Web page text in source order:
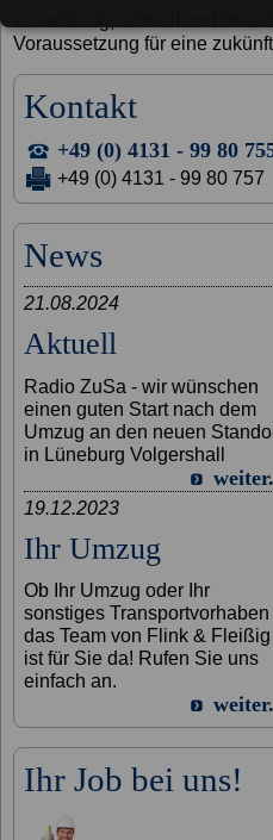
Voraussetzung für eine
Kontakt
+49 (0) 4131 - 99 80
+49 (0) 4131 - 99 80 757
News
21.08.2024
Aktuell
Radio ZuSa - wir wünschen
einen guten Start nach dem
Umzug an den neuen
in Lüneburg Volgershall
19.12.2023
Ihr Umzug
Ob Ihr Umzug oder Ihr
sonstiges Transportvorhaben
das Team von Flink & Fleißig
ist für Sie da! Rufen Sie uns
einfach an.
Ihr Job bei uns!